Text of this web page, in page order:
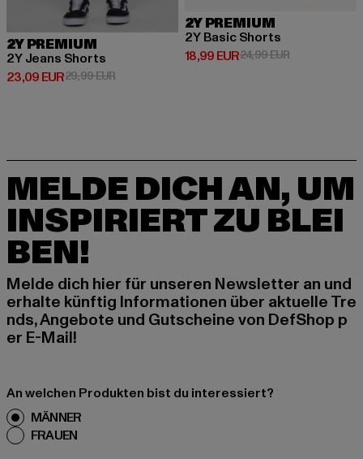
2Y PREMIUM
2Y Jeans Shorts
23,09 EUR
Derzeitiger Preis: 23,09 EUR
29,99 EURAktionspreis: 29,99 EUR
2Y PREMIUM
2Y Basic Shorts
18,99 EUR
Derzeitiger Preis: 18,99 EUR
24,99 EURAktionspreis:
MELDE DICH AN, UM
INSPIRIERT ZU BLEI
BEN!
Melde dich hier für unseren Newsletter an und
erhalte künftig Informationen über aktuelle Tre
nds, Angebote und Gutscheine von DefShop p
er E-Mail!
An welchen Produkten bist du interessiert?
MÄNNER
FRAUEN